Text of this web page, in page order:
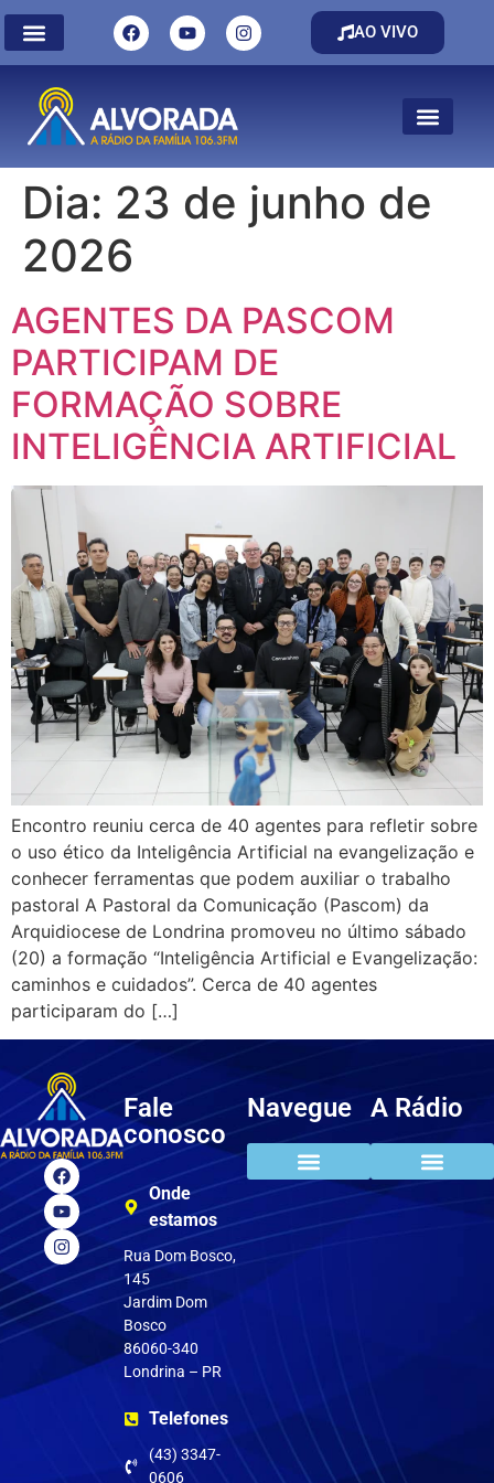
AO VIVO
Dia: 23 de junho de
2026
AGENTES DA PASCOM
PARTICIPAM DE
FORMAÇÃO SOBRE
INTELIGÊNCIA ARTIFICIAL
Encontro reuniu cerca de 40 agentes para refletir sobre
o uso ético da Inteligência Artificial na evangelização e
conhecer ferramentas que podem auxiliar o trabalho
pastoral A Pastoral da Comunicação (Pascom) da
Arquidiocese de Londrina promoveu no último sábado
(20) a formação “Inteligência Artificial e Evangelização:
caminhos e cuidados”. Cerca de 40 agentes
participaram do […]
Fale
conosco
Onde
estamos
Rua Dom Bosco,
145
Jardim Dom
Bosco
86060-340
Londrina – PR
Telefones
(43) 3347-
0606
Navegue A Rádio